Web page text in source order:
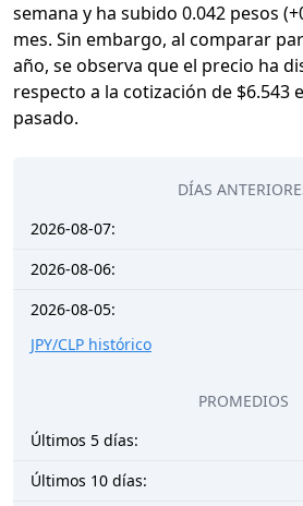
semana y ha subido 0.042 pesos
mes. Sin embargo, al comparar
año, se observa que el precio ha
respecto a la cotización de $6.543
pasado.
DÍAS
2026-08-07:
2026-08-06:
2026-08-05:
JPY/CLP histórico
PROMEDIOS
Últimos 5 días:
Últimos 10 días: